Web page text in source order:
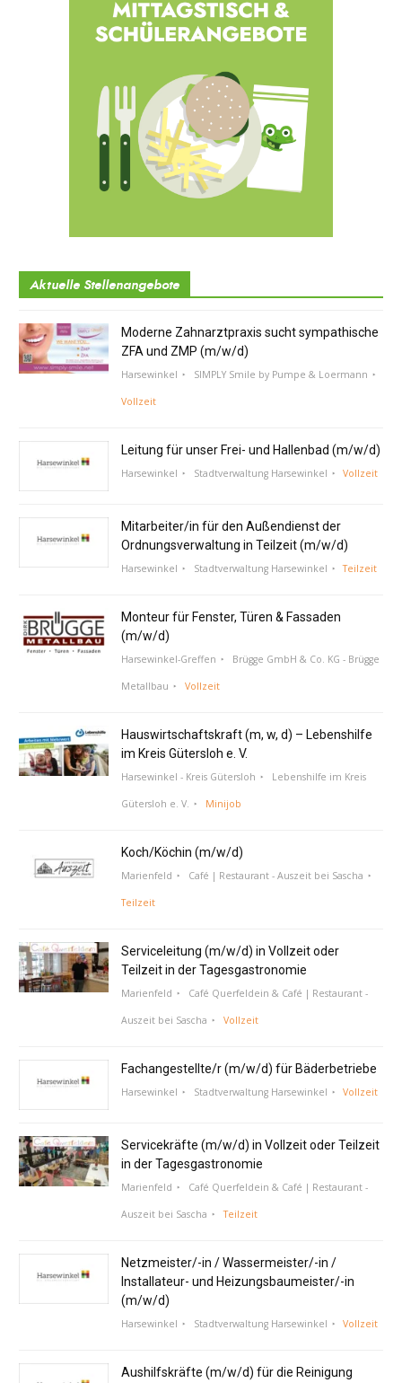
Aktuelle Stellenangebote
Moderne Zahnarztpraxis sucht sympathische
ZFA und ZMP (m/w/d)
Harsewinkel SIMPLY Smile by Pumpe & Loermann
Vollzeit
Leitung für unser Frei- und Hallenbad (m/w/d)
Harsewinkel Stadtverwaltung Harsewinkel Vollzeit
Mitarbeiter/in für den Außendienst der
Ordnungsverwaltung in Teilzeit (m/w/d)
Harsewinkel Stadtverwaltung Harsewinkel Teilzeit
Monteur für Fenster, Türen & Fassaden
(m/w/d)
Harsewinkel-Greffen Brügge GmbH & Co. KG - Brügge
Metallbau Vollzeit
Hauswirtschaftskraft (m, w, d) – Lebenshilfe
im Kreis Gütersloh e. V.
Harsewinkel - Kreis Gütersloh Lebenshilfe im Kreis
Gütersloh e. V. Minijob
Koch/Köchin (m/w/d)
Marienfeld Café | Restaurant - Auszeit bei Sascha
Teilzeit
Serviceleitung (m/w/d) in Vollzeit oder
Teilzeit in der Tagesgastronomie
Marienfeld Café Querfeldein & Café | Restaurant -
Auszeit bei Sascha Vollzeit
Fachangestellte/r (m/w/d) für Bäderbetriebe
Harsewinkel Stadtverwaltung Harsewinkel Vollzeit
Servicekräfte (m/w/d) in Vollzeit oder Teilzeit
in der Tagesgastronomie
Marienfeld Café Querfeldein & Café | Restaurant -
Auszeit bei Sascha Teilzeit
Netzmeister/-in / Wassermeister/-in /
Installateur- und Heizungsbaumeister/-in
(m/w/d)
Harsewinkel Stadtverwaltung Harsewinkel Vollzeit
Aushilfskräfte (m/w/d) für die Reinigung